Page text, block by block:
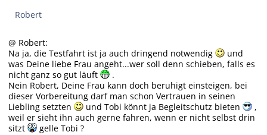
Robert
@ Robert:
Na ja, die Testfahrt ist ja auch dringend notwendig
und
was Deine liebe Frau angeht...wer soll denn schieben, falls es
nicht ganz so gut läuft
.
Nein Robert, Deine Frau kann doch beruhigt einsteigen, bei
dieser Vorbereitung darf man schon Vertrauen in seinen
Liebling setzten
und Tobi könnt ja Begleitschutz bieten
,
weil er sieht ihn auch gerne fahren, wenn er nicht selbst drin
sitzt
gelle Tobi ?